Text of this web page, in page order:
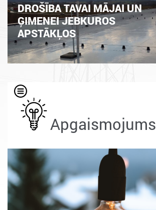
DROŠĪBA TAVAI MĀJAI UN
ĢIMENEI JEBKUROS
APSTĀKĻOS
Apgaismojums